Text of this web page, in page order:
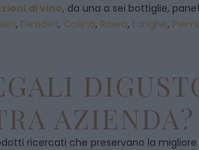
di vino, da una a sei bottiglie,
, Desideri, Collina, Roero, Langhe,
AZIENDA?
ricercati che preservano la migliore